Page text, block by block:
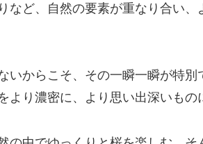
など、自然の要素が重なり合い
いからこそ、その一瞬一瞬が特
より濃密に、より思い出深いもの